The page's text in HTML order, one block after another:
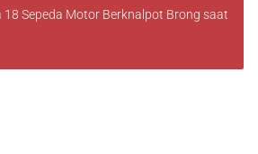
18 Sepeda Motor Berknalpot Brong saat